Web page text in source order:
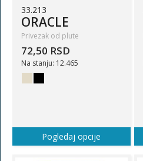
33.213
ORACLE
Privezak od plute
72,50 RSD
Na stanju: 12.465
Pogledaj opcije